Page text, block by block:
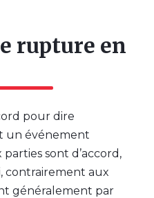
rupture en
pour dire
un événement
sont d’accord,
contrairement aux
généralement par